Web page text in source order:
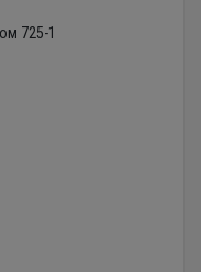
725-1